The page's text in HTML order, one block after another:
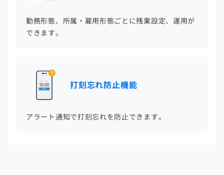
勤務形態、所属・雇用形態ごとに残業設定、運用が
できます。
打刻忘れ防止機能
アラート通知で打刻忘れを防止できます。